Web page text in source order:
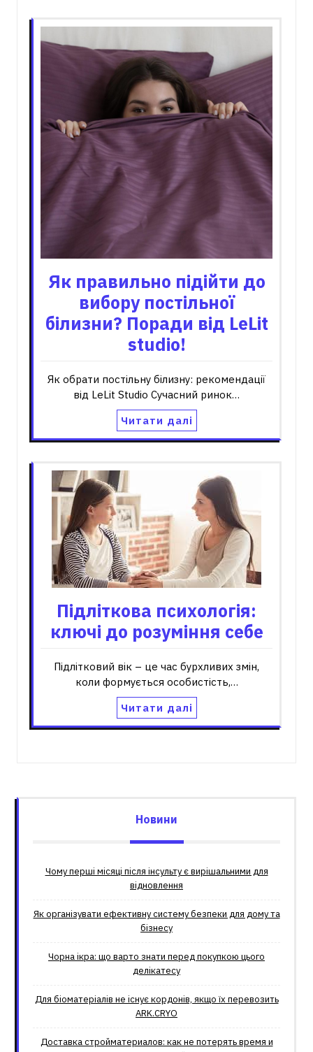
Як правильно підійти до
вибору постільної
білизни? Поради від LeLit
studio!
Як обрати постільну білизну: рекомендації
від LeLit Studio Сучасний ринок…
Читати далі
Підліткова психологія:
ключі до розуміння себе
Підлітковий вік – це час бурхливих змін,
коли формується особистість,…
Читати далі
Новини
Чому перші місяці після інсульту є вирішальними для
відновлення
Як організувати ефективну систему безпеки для дому та
бізнесу
Чорна ікра: що варто знати перед покупкою цього
делікатесу
Для біоматеріалів не існує кордонів, якщо їх перевозить
ARK.CRYO
Доставка стройматериалов: как не потерять время и